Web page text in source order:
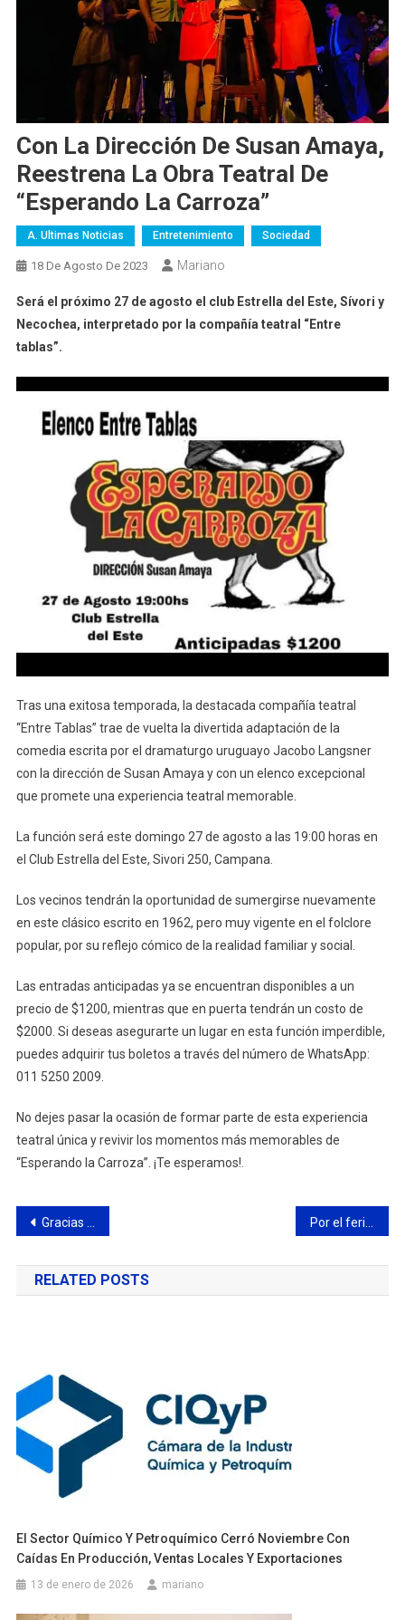
Con La Dirección De Susan Amaya,
Reestrena La Obra Teatral De
“Esperando La Carroza”
A. Ultimas Noticias Entretenimiento Sociedad
18 De Agosto De 2023 Mariano
Será el próximo 27 de agosto el club Estrella del Este, Sívori y
Necochea, interpretado por la compañía teatral “Entre
tablas”.
Tras una exitosa temporada, la destacada compañía teatral
“Entre Tablas” trae de vuelta la divertida adaptación de la
comedia escrita por el dramaturgo uruguayo Jacobo Langsner
con la dirección de Susan Amaya y con un elenco excepcional
que promete una experiencia teatral memorable.
La función será este domingo 27 de agosto a las 19:00 horas en
el Club Estrella del Este, Sivori 250, Campana.
Los vecinos tendrán la oportunidad de sumergirse nuevamente
en este clásico escrito en 1962, pero muy vigente en el folclore
popular, por su reflejo cómico de la realidad familiar y social.
Las entradas anticipadas ya se encuentran disponibles a un
precio de $1200, mientras que en puerta tendrán un costo de
$2000. Si deseas asegurarte un lugar en esta función imperdible,
puedes adquirir tus boletos a través del número de WhatsApp:
011 5250 2009.
No dejes pasar la ocasión de formar parte de esta experiencia
teatral única y revivir los momentos más memorables de
“Esperando la Carroza”. ¡Te esperamos!.
Navegación
de
entradas
Gracias al CIMoPU, la Policía neutralizó rápidamente una situación violenta en Santa Lucía que terminó con una detención Por el feriado nacional, el lunes las dependencias municipales permanecerán cerradas
RELATED POSTS
El Sector Químico Y Petroquímico Cerró Noviembre Con
Caídas En Producción, Ventas Locales Y Exportaciones
13 de enero de 2026 mariano